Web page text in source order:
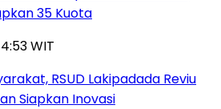
35 Kuota
WIT
RSUD Lakipadada Reviu
Siapkan Inovasi